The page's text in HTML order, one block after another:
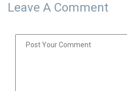
Leave A Comment